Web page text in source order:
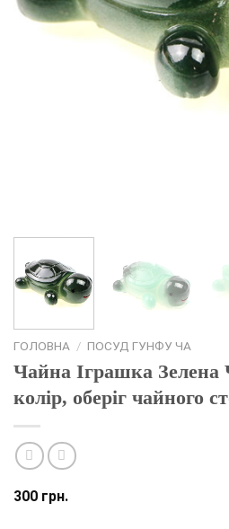
ГОЛОВНА / ПОСУД ГУНФУ ЧА
Чайна Іграшка Зелена
колір, оберіг чайного
300 грн.